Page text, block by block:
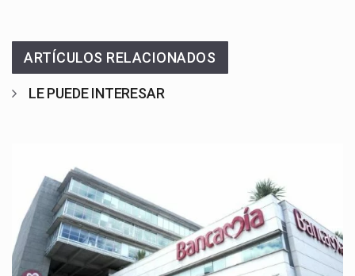
ARTÍCULOS RELACIONADOS
LE PUEDE INTERESAR